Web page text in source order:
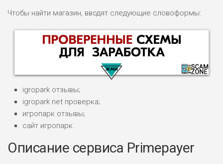
Чтобы найти магазин, вводят следующие словоформы:
igropark отзывы;
igropark net проверка;
игропарк отзывы;
сайт игропарк.
Описание сервиса Primepayer